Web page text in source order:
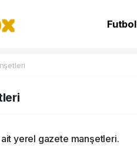
Futbol
yerel gazete manşetleri.